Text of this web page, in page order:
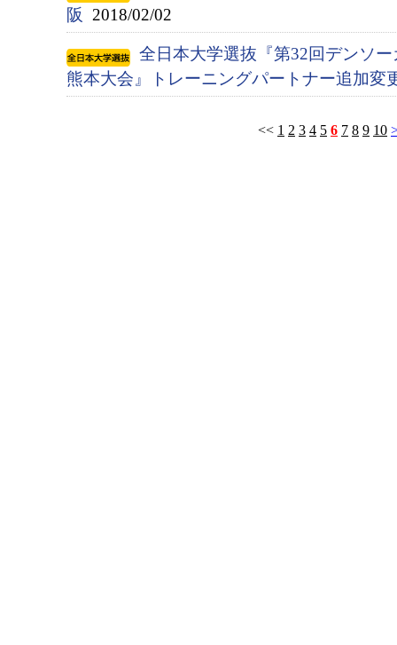
阪
2018/02/02
全日本大学選抜『第32回デンソ
熊本大会』トレーニングパートナー追加変
<< 1 2 3 4 5 6 7 8 9 10